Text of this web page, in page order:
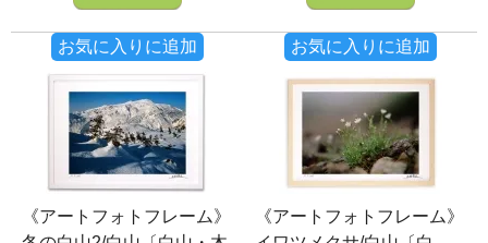
お気に入りに追加 お気に入りに追加
《アートフォトフレーム》
《アートフォトフレーム》